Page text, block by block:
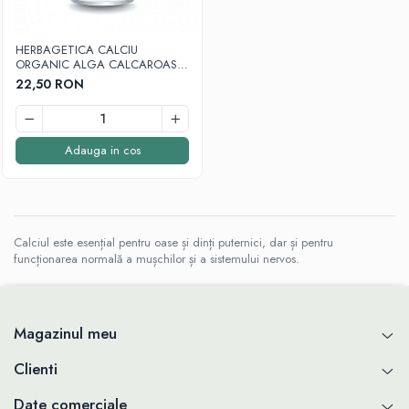
Cartilaj și Colagen
Cartilaj
Colagen
Glucozamina
Fitoterapie
Aromaterapie
Minerale și Oligoelemente
Electroliți
Magneziu
Multiminerale
HERBAGETICA CALCIU
ORGANIC ALGA CALCAROASA
30cps
22,50 RON
Adauga in cos
Calciul este esențial pentru oase și dinți puternici, dar și pentru
funcționarea normală a mușchilor și a sistemului nervos.
Magazinul meu
Clienti
Date comerciale